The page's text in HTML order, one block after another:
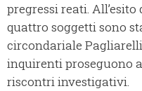
pregressi reati.
quattro soggetti sono
circondariale
inquirenti proseguono
riscontri investigativi.